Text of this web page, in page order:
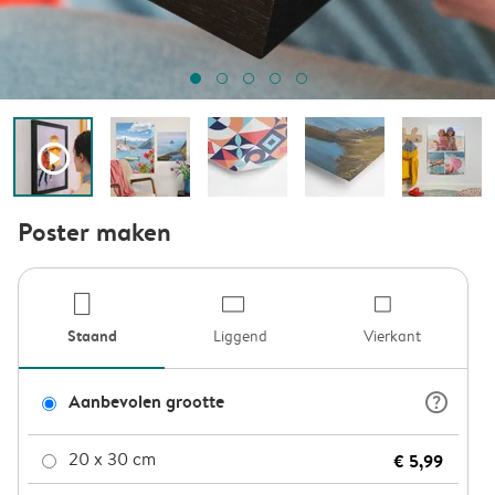
play_button_fill
Poster maken
product-
Staand Liggend Vierkant
Aanbevolen grootte question_mark_circle
20 x 30 cm € 5,99